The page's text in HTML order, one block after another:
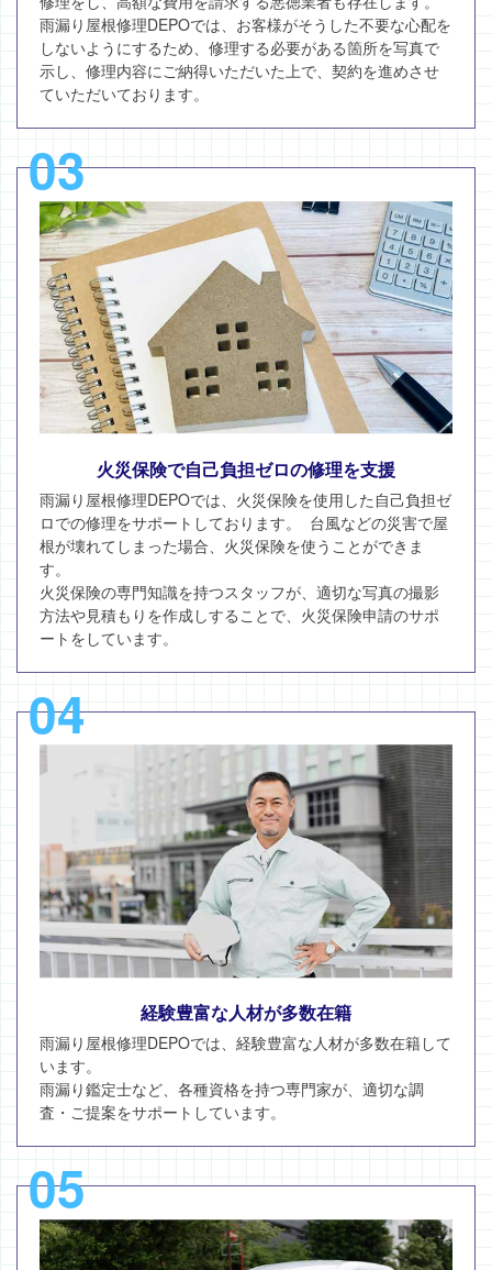
雨漏り屋根修理DEPOでは、お客様がそうした不要な心配を
しないようにするため、修理する必要がある箇所を写真で
示し、修理内容にご納得いただいた上で、契約を進めさせ
ていただいております。
03
火災保険で自己負担ゼロの修理を支援
雨漏り屋根修理DEPOでは、火災保険を使用した自己負担ゼ
ロでの修理をサポートしております。 台風などの災害で屋
根が壊れてしまった場合、火災保険を使うことができま
す。
火災保険の専門知識を持つスタッフが、適切な写真の撮影
方法や見積もりを作成しすることで、火災保険申請のサポ
ートをしています。
04
経験豊富な人材が多数在籍
雨漏り屋根修理DEPOでは、経験豊富な人材が多数在籍して
います。
雨漏り鑑定士など、各種資格を持つ専門家が、適切な調
査・ご提案をサポートしています。
05